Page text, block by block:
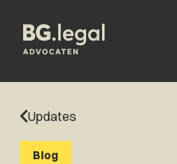
Updates
Blog